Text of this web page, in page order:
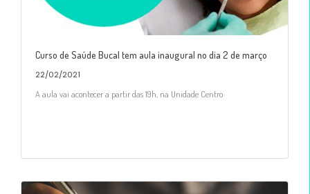
Curso de Saúde Bucal tem aula inaugural no dia 2 de março
22/02/2021
A aula vai acontecer a partir das 19h, na Unidade Centro